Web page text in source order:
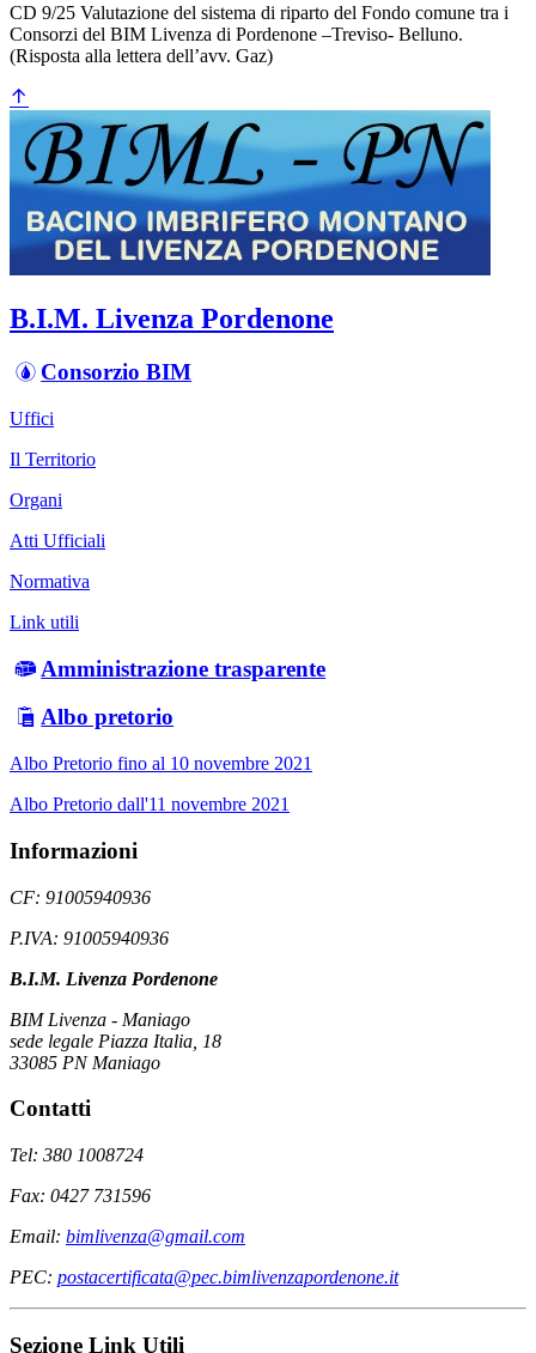
CD 9/25 Valutazione del sistema di riparto del Fondo comune tra i
Consorzi del BIM Livenza di Pordenone –Treviso- Belluno.
(Risposta alla lettera dell’avv. Gaz)
B.I.M. Livenza Pordenone
Consorzio BIM
Uffici
Il Territorio
Organi
Atti Ufficiali
Normativa
Link utili
Amministrazione trasparente
Albo pretorio
Albo Pretorio fino al 10 novembre 2021
Albo Pretorio dall'11 novembre 2021
Informazioni
CF: 91005940936
P.IVA: 91005940936
B.I.M. Livenza Pordenone
BIM Livenza - Maniago
sede legale Piazza Italia, 18
33085 PN Maniago
Contatti
Tel: 380 1008724
Fax: 0427 731596
Email: bimlivenza@gmail.com
PEC: postacertificata@pec.bimlivenzapordenone.it
Sezione Link Utili